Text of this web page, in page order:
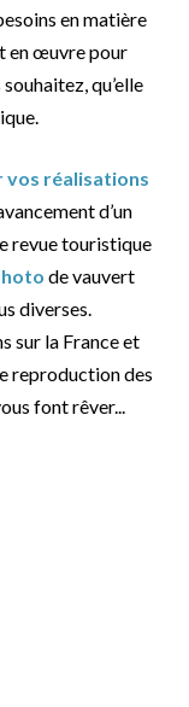
en matière
en œuvre pour
qu’elle
vos réalisations
d’un
revue touristique
de vauvert
diverses.
sur la France et
reproduction des
font rêver...